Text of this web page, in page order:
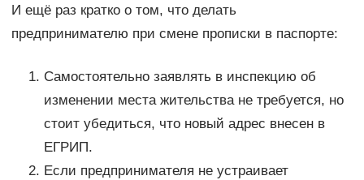
И ещё раз кратко о том, что делать
предпринимателю при смене прописки в паспорте:
Самостоятельно заявлять в инспекцию об
изменении места жительства не требуется, но
стоит убедиться, что новый адрес внесен в
ЕГРИП.
Если предпринимателя не устраивает